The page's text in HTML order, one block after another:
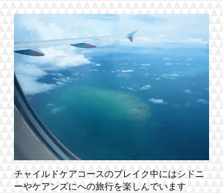
チャイルドケアコースのブレイク中にはシドニ
ーやケアンズにへの旅行を楽しんでいます